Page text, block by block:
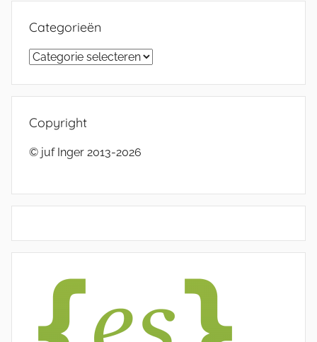
Categorieën
Categorieën
Copyright
© juf Inger 2013-2026